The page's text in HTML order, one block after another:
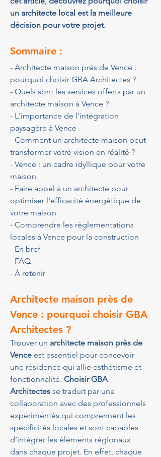
un architecte local est la meilleure
décision pour votre projet.
Sommaire :
- Architecte maison près de Vence :
pourquoi choisir GBA Architectes ?
- Quels sont les services offerts par un
architecte maison à Vence ?
- L'importance de l'intégration
paysagère à Vence
- Comment un architecte maison peut
transformer votre vision en réalité ?
- Vence : un cadre idyllique pour votre
maison
- Faire appel à un architecte pour
optimiser l'efficacité énergétique de
votre maison
- Comprendre les réglementations
locales à Vence pour la construction
- En bref
- FAQ
- À retenir
Architecte maison près de
Vence : pourquoi choisir GBA
Architectes ?
Trouver un architecte maison près de
Vence est essentiel pour concevoir
une résidence qui allie esthétisme et
fonctionnalité. Choisir GBA
Architectes se traduit par une
collaboration avec des professionnels
expérimentés qui comprennent les
spécificités locales et sont capables
d’intégrer les éléments régionaux
dans chaque projet. En effet, chaque